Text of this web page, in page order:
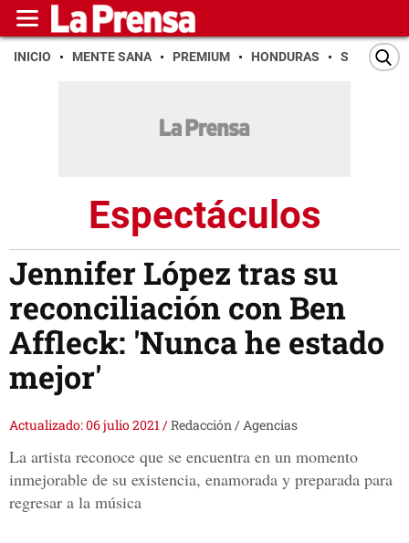
INICIO MENTE SANA PREMIUM HONDURAS SAN PEDRO
Espectáculos
Jennifer López tras su
reconciliación con Ben
Affleck: 'Nunca he estado
mejor'
Actualizado: 06 julio 2021/Redacción / Agencias
La artista reconoce que se encuentra en un momento
inmejorable de su existencia, enamorada y preparada para
regresar a la música